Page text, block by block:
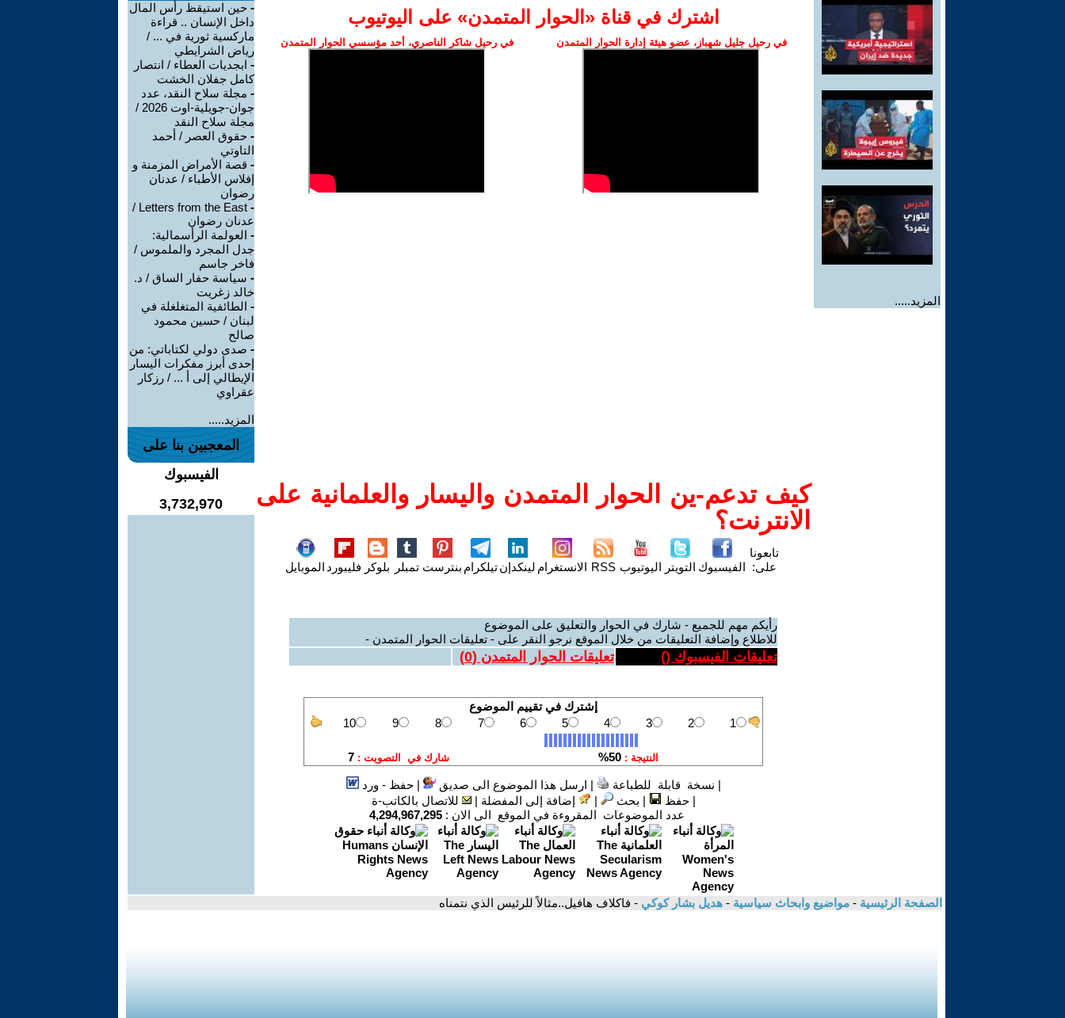
المزيد.....
اشترك في قناة ‫«الحوار المتمدن» على اليوتيوب
في رحيل جليل شهباز، عضو هيئة إدارة الحوار المتمدن في رحيل شاكر الناصري، أحد مؤسسي الحوار المتمدن
كيف تدعم-ين الحوار المتمدن واليسار والعلمانية على
الانترنت؟
تابعونا
على: الفيسبوك التويتر اليوتيوب RSS الانستغرام لينكدإنتيلكرام بنترست تمبلر بلوكر فليبورد الموبايل
رأيكم مهم للجميع - شارك في الحوار والتعليق على الموضوع
للاطلاع وإضافة التعليقات من خلال الموقع نرجو النقر على - تعليقات الحوار المتمدن -
تعليقات الفيسبوك () تعليقات الحوار المتمدن (0
)
| نسخة قابلة للطباعة | ارسل هذا الموضوع الى صديق |حفظ - ورد
|حفظ | بحث | إضافة إلى المفضلة |
للاتصال بالكاتب-ة
عدد الموضوعات المقروءة في الموقع الى الان : 4,294,967,295
- حين استيقظ رأس المال
داخل الإنسان .. قراءة
ماركسية ثورية في ... /
رياض الشرايطي
- ابجديات العطاء / انتصار
كامل جفلان الخشت
- مجلة سلاح النقد، عدد
جوان-جويلية-اوت 2026 /
مجلة سلاح النقد
- حقوق العصر / أحمد
التاوتي
- قصة الأمراض المزمنة و
إفلاس الأطباء / عدنان
رضوان
-
Letters from the East /
عدنان رضوان
- العولمة الرأسمالية:
جدل المجرد والملموس /
فاخر جاسم
- سياسة حفار الساق / د.
خالد زغريت
- الطائفية المتغلغلة في
لبنان / حسين محمود
صالح
- صدى دولي لكتاباتي: من
إحدى أبرز مفكرات اليسار
الإيطالي إلى أ ... / رزكار
عقراوي
المزيد.....
المعجبين بنا على
الفيسبوك
3,732,970
الصفحة الرئيسية - مواضيع وابحاث سياسية - هديل بشار كوكي - فاكلاف هافيل..مثالاً للرئيس الذي نتمناه